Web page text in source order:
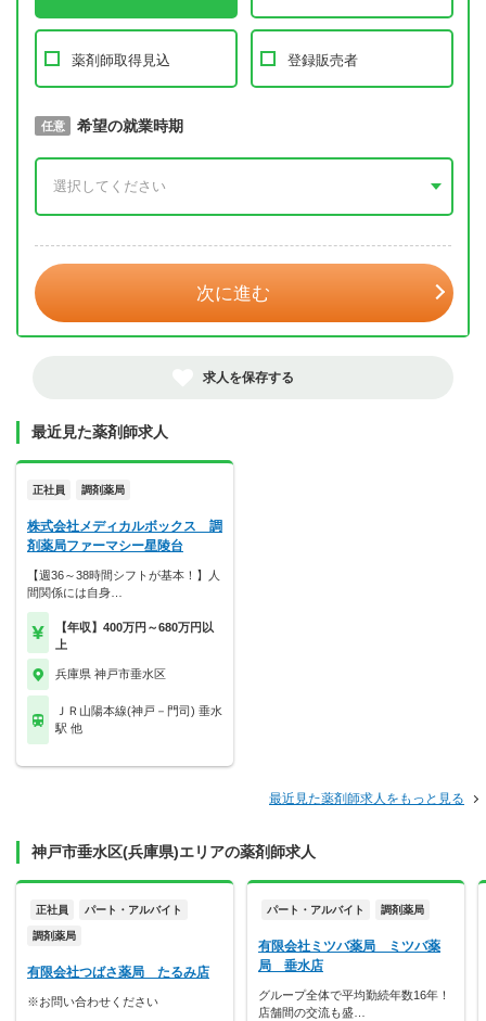
薬剤師取得見込 登録販売者
必須 取得予定年
任意 希望の就業時期
次に進む
求人を保存する
最近見た薬剤師求人
正社員 調剤薬局
株式会社メディカルボックス 調
剤薬局ファーマシー星陵台
【週36～38時間シフトが基本！】人
間関係には自身…
【年収】400万円～680万円以
上
兵庫県 神戸市垂水区
ＪＲ山陽本線(神戸－門司) 垂水
駅 他
最近見た薬剤師求人をもっと見る
神戸市垂水区(兵庫県)エリアの薬剤師求人
正社員 パート・アルバイト
調剤薬局
有限会社つばさ薬局 たるみ店
※お問い合わせください
パート・アルバイト 調剤薬局
有限会社ミツバ薬局 ミツバ薬
局 垂水店
グループ全体で平均勤続年数16年！
店舗間の交流も盛…